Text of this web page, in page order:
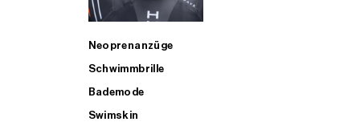
Neoprenanzüge
Schwimmbrille
Bademode
Swimskin